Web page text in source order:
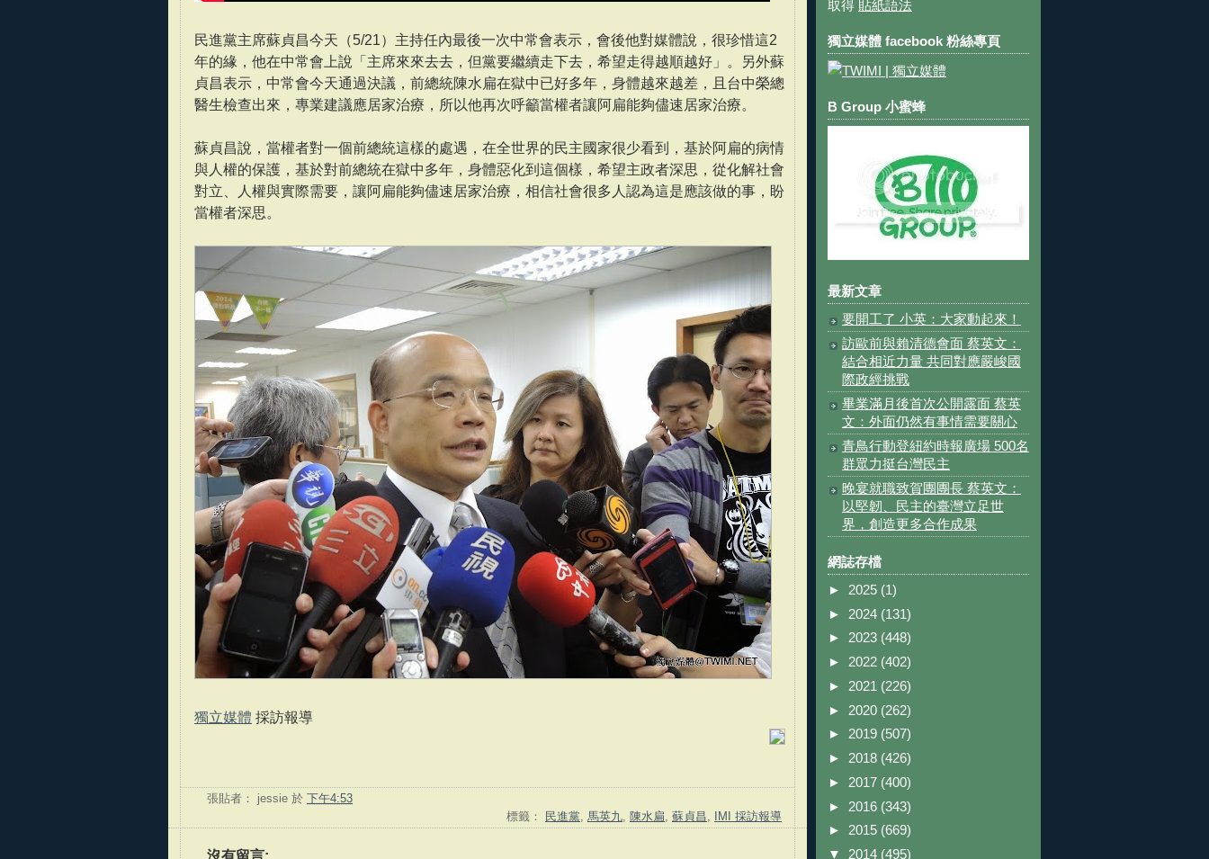
民進黨主席蘇貞昌今天（5/21）主持任內最後一次中常會表示，會後他對媒體說，很珍惜這2
年的緣，他在中常會上說「主席來來去去，但黨要繼續走下去，希望走得越順越好」。另外蘇
貞昌表示，中常會今天通過決議，前總統陳水扁在獄中已好多年，身體越來越差，且台中榮總
醫生檢查出來，專業建議應居家治療，所以他再次呼籲當權者讓阿扁能夠儘速居家治療。
蘇貞昌說，當權者對一個前總統這樣的處遇，在全世界的民主國家很少看到，基於阿扁的病情
與人權的保護，基於對前總統在獄中多年，身體惡化到這個樣，希望主政者深思，從化解社會
對立、人權與實際需要，讓阿扁能夠儘速居家治療，相信社會很多人認為這是應該做的事，盼
當權者深思。
獨立媒體 採訪報導
張貼者： jessie 於 下午4:53
標籤： 民進黨 馬英九 陳水扁 蘇貞昌 IMI 採訪報導
沒有留言:
取得 貼紙語法
獨立媒體 facebook 粉絲專頁
B Group 小蜜蜂
最新文章
要開工了 小英：大家動起來！
訪歐前與賴清德會面 蔡英文：
結合相近力量 共同對應嚴峻國
際政經挑戰
畢業滿月後首次公開露面 蔡英
文：外面仍然有事情需要關心
青鳥行動登紐約時報廣場 500名
群眾力挺台灣民主
晚宴就職致賀團團長 蔡英文：
以堅韌、民主的臺灣立足世
界，創造更多合作成果
網誌存檔
► 2025 (1)
► 2024 (131)
► 2023 (448)
► 2022 (402)
► 2021 (226)
► 2020 (262)
► 2019 (507)
► 2018 (426)
► 2017 (400)
► 2016 (343)
► 2015 (669)
▼ 2014 (495)